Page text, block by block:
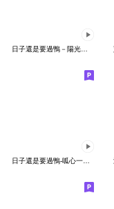
日子還是要過鴨-呱心一下鴨